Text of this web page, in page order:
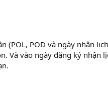
(POL, POD và ngày nhận
Và vào ngày đăng ký nhận